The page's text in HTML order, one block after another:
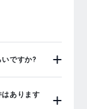
ですか?
あります